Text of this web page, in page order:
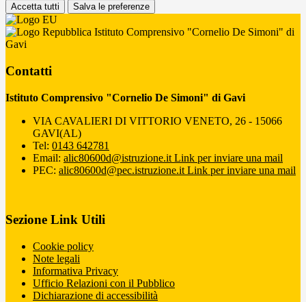
Accetta tutti Salva le preferenze
Istituto Comprensivo "Cornelio De Simoni" di
Gavi
Contatti
Istituto Comprensivo "Cornelio De Simoni" di Gavi
VIA CAVALIERI DI VITTORIO VENETO, 26 - 15066
GAVI(AL)
Tel: 0143 642781
Email: alic80600d@istruzione.it Link per inviare una mail
PEC: alic80600d@pec.istruzione.it Link per inviare una mail
Sezione Link Utili
Cookie policy
Note legali
Informativa Privacy
Ufficio Relazioni con il Pubblico
Dichiarazione di accessibilità